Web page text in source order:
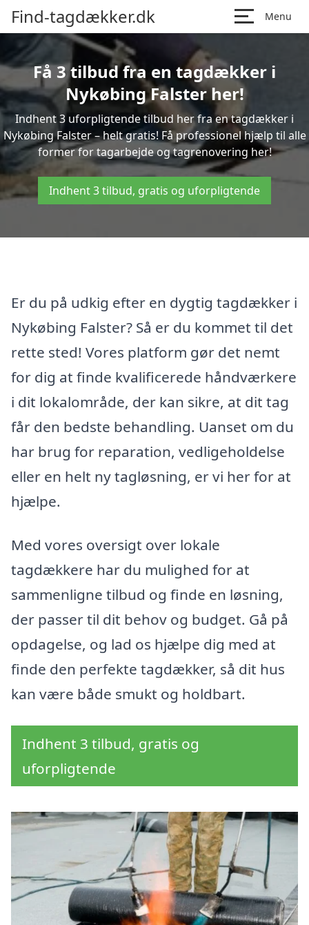
Find-tagdækker.dk Menu
Få 3 tilbud fra en tagdækker i
Nykøbing Falster her!
Indhent 3 uforpligtende tilbud her fra en tagdækker i
Nykøbing Falster – helt gratis! Få professionel hjælp til alle
former for tagarbejde og tagrenovering her!
Indhent 3 tilbud, gratis og uforpligtende
Er du på udkig efter en dygtig tagdækker i
Nykøbing Falster? Så er du kommet til det
rette sted! Vores platform gør det nemt
for dig at finde kvalificerede håndværkere
i dit lokalområde, der kan sikre, at dit tag
får den bedste behandling. Uanset om du
har brug for reparation, vedligeholdelse
eller en helt ny tagløsning, er vi her for at
hjælpe.
Med vores oversigt over lokale
tagdækkere har du mulighed for at
sammenligne tilbud og finde en løsning,
der passer til dit behov og budget. Gå på
opdagelse, og lad os hjælpe dig med at
finde den perfekte tagdækker, så dit hus
kan være både smukt og holdbart.
Indhent 3 tilbud, gratis og
uforpligtende